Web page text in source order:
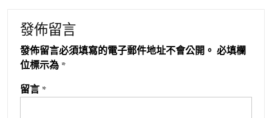
發佈留言
發佈留言必須填寫的電子郵件地址不會公開。 必填欄
位標示為 *
留言 *